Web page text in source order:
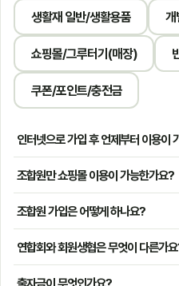
생활재 일반/생활용품 개
쇼핑몰/그루터기(매장)
쿠폰/포인트/충전금
인터넷으로 가입 후 언제부터 이용이
조합원만 쇼핑몰 이용이 가능한가요?
조합원 가입은 어떻게 하나요?
연합회와 회원생협은 무엇이 다른가
출자금이 무엇인가요?